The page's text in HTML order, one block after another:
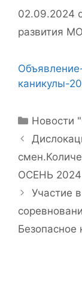
02.09.2024
развития
каникулы-
Рубрики
Новости
ОСЕНЬ 2024
Участие